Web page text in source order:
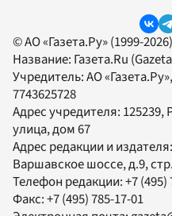
© АО «Газета.Ру» (1999-
Название: Газета.Ru
Учредитель:АО «Газета.Ру»
7743625728
Адрес учредителя:
улица, дом 67
Адрес редакции и издателя:
Варшавское шоссе, д.9,
Телефон редакции:+7 (495)
Факс:+7 (495) 785-17-01